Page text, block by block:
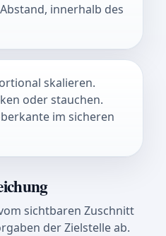
innerhalb des
skalieren.
oder stauchen.
im sicheren
sichtbaren Zuschnitt
der Zielstelle ab.